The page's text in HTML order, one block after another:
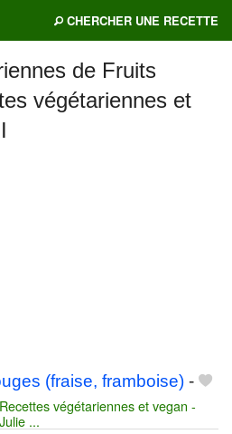
CHERCHER UNE RECETTE
de Fruits
végétariennes et
(fraise, framboise) -
Recettes végétariennes et vegan -
Julie ...